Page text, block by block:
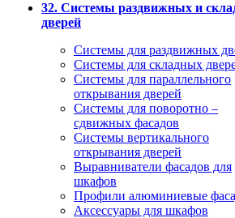
32. Системы раздвижных и
дверей
Системы для раздвижных
Системы для складных
Системы для параллельного
открывания дверей
Системы для поворотно –
сдвижных фасадов
Системы вертикального
открывания дверей
Выравниватели фасадов для
шкафов
Профили алюминиевые
Аксессуары для шкафов